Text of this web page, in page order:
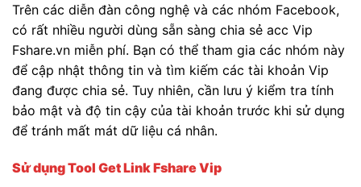
Trên các diễn đàn công nghệ và các nhóm Facebook,
có rất nhiều người dùng sẵn sàng chia sẻ acc Vip
Fshare.vn miễn phí. Bạn có thể tham gia các nhóm này
để cập nhật thông tin và tìm kiếm các tài khoản Vip
đang được chia sẻ. Tuy nhiên, cần lưu ý kiểm tra tính
bảo mật và độ tin cậy của tài khoản trước khi sử dụng
để tránh mất mát dữ liệu cá nhân.
Sử dụng Tool Get Link Fshare Vip